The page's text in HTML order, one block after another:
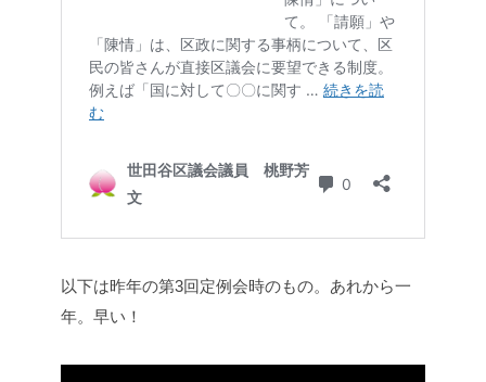
以下は昨年の第3回定例会時のもの。あれから一
年。早い！